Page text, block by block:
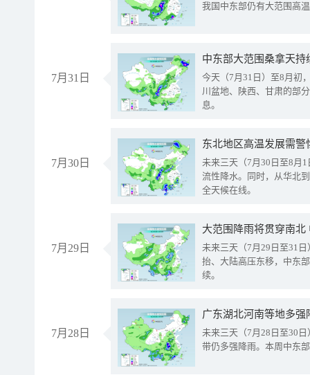
我国中东部仍有大范围高
7月31日
中东部大范围桑拿天
今天（7月31日）至8月初
川盆地、陕西、甘肃的部
息。
7月30日
东北地区高温发展需
未来三天（7月30日至8月
流性降水。同时，从华北
全天候在线。
7月29日
大范围降雨将贯穿南
未来三天（7月29日至31
抬、大陆高压东移，中东
续。
7月28日
广东湖北河南等地多
未来三天（7月28日至30
带仍多强降雨。本周中东